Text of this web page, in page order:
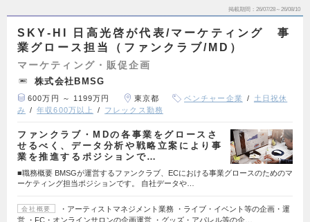
掲載期間 26/07/28～26/08/10
SKY-HI 日高光啓が代表/マーケティング 事
業グロース担当（ファンクラブ/MD）
マーケティング・販促企画
株式会社BMSG
600万円 ～ 1199万円 東京都 ベンチャー企業
土日祝休
み
年収600万以上 フレックス勤務
ファンクラブ・MDの各事業をグロースさ
せるべく、データ分析や戦略立案により事
業を推進するポジションで…
■職務概要 BMSGが運営するファンクラブ、ECにおける事業グロースのためのマ
ーケティング担当ポジションです。 自社データや…
会社概要
・アーティストマネジメント業務 ・ライブ・イベント等の企画・運
営 ・FC・オンラインサロンの企画運営 ・グッズ・アパレル等の企…